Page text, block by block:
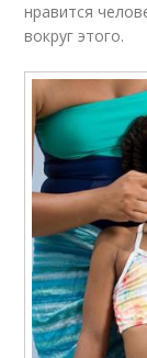
нравится
вокруг этого.